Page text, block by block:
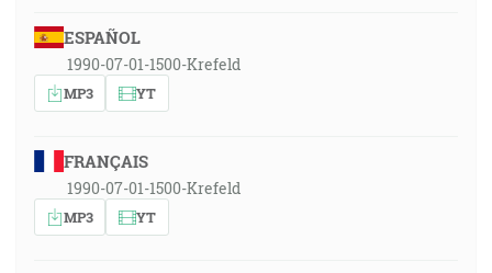
ESPAÑOL
1990-07-01-1500-Krefeld
MP3 YT
FRANÇAIS
1990-07-01-1500-Krefeld
MP3 YT